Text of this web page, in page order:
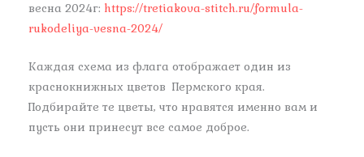
весна 2024г: https://tretiakova-stitch.ru/formula-
rukodeliya-vesna-2024/
Каждая схема из флага отображает один из
краснокнижных цветов Пермского края.
Подбирайте те цветы, что нравятся именно вам и
пусть они принесут все самое доброе.